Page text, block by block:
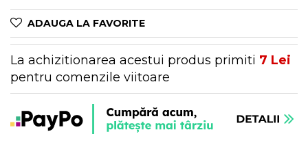
Genți Verzi
ADAUGA LA FAVORITE
La achizitionarea acestui produs primiti 7 Lei
pentru comenzile viitoare